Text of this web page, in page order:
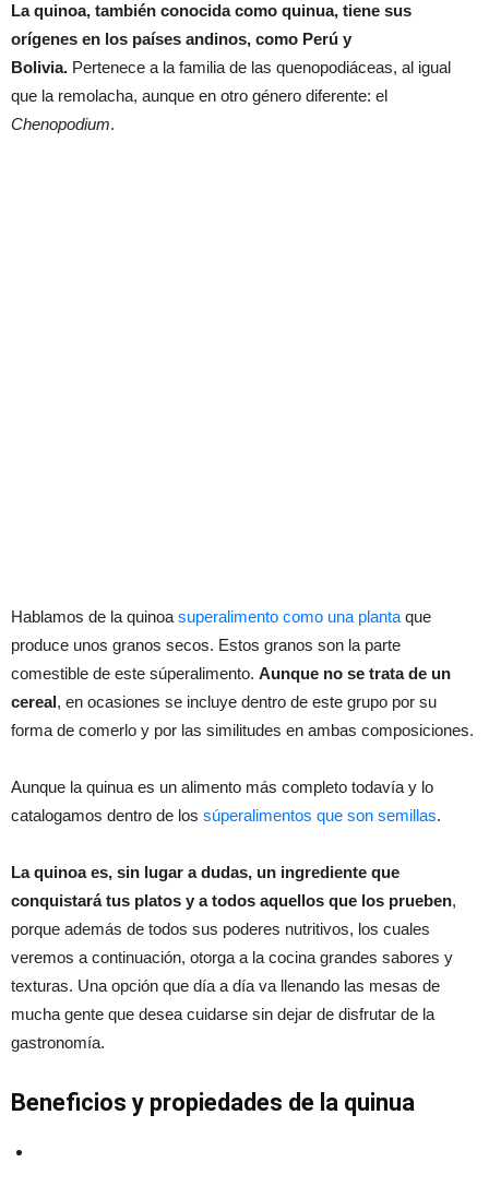
La quinoa, también conocida como quinua, tiene sus
orígenes en los países andinos, como Perú y
Bolivia. Pertenece a la familia de las quenopodiáceas, al igual
que la remolacha, aunque en otro género diferente: el
Chenopodium.
Hablamos de la quinoa superalimento como una planta que
produce unos granos secos. Estos granos son la parte
comestible de este súperalimento. Aunque no se trata de un
cereal, en ocasiones se incluye dentro de este grupo por su
forma de comerlo y por las similitudes en ambas composiciones.
Aunque la quinua es un alimento más completo todavía y lo
catalogamos dentro de los súperalimentos que son semillas.
La quinoa es, sin lugar a dudas, un ingrediente que
conquistará tus platos y a todos aquellos que los prueben,
porque además de todos sus poderes nutritivos, los cuales
veremos a continuación, otorga a la cocina grandes sabores y
texturas. Una opción que día a día va llenando las mesas de
mucha gente que desea cuidarse sin dejar de disfrutar de la
gastronomía.
Beneficios y propiedades de la quinua